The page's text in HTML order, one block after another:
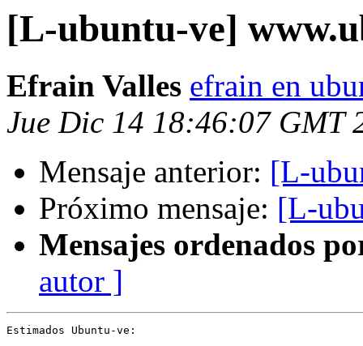
[L-ubuntu-ve]
Efrain Valles efrain en
Jue Dic 14 18:46:07 GMT
Mensaje anterior: [L-
Próximo mensaje: [L-
Mensajes ordenados
autor ]
Estimados Ubuntu-ve: